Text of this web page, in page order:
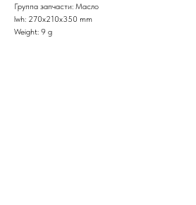
Группа запчасти: Масло
lwh: 270x210x350 mm
Weight: 9 g